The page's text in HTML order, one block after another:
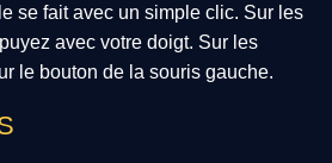
se fait avec un simple clic. Sur les
avec votre doigt. Sur les
le bouton de la souris gauche.